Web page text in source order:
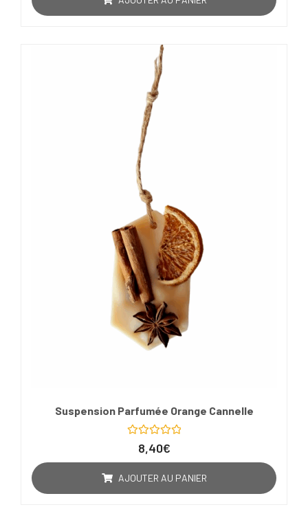
Suspension Parfumée Orange Cannelle
Note
sur
5
8,40€
AJOUTER AU PANIER